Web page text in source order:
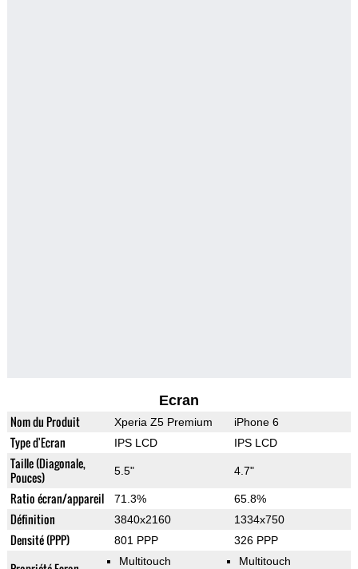
Ecran
Nom du Produit Xperia Z5 Premium iPhone 6
Type d'Ecran IPS LCD IPS LCD
Taille (Diagonale,
Pouces)
5.5" 4.7"
Ratio écran/appareil 71.3% 65.8%
Définition 3840x2160 1334x750
Densité (PPP) 801 PPP 326 PPP
Multitouch Multitouch